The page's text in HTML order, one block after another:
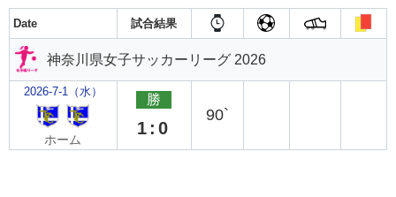
Date 試合結果
神奈川県女子サッカーリーグ 2026
2026-7-1（水）
ホーム
勝
1:0
90`